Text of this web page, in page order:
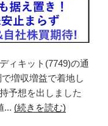
ィキット(7749)の通
増収増益で着地し
予想を出しました
... (続きを読む)